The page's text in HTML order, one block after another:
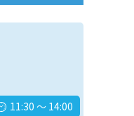
11:30 ～ 14:00